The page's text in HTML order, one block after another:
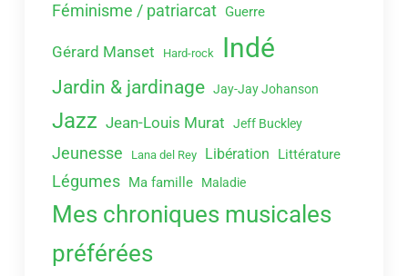
Féminisme / patriarcat Guerre
Gérard Manset Hard-rock Indé
Jardin & jardinage Jay-Jay Johanson
Jazz Jean-Louis Murat Jeff Buckley
Jeunesse Lana del Rey Libération Littérature
Légumes Ma famille Maladie
Mes chroniques musicales
préférées